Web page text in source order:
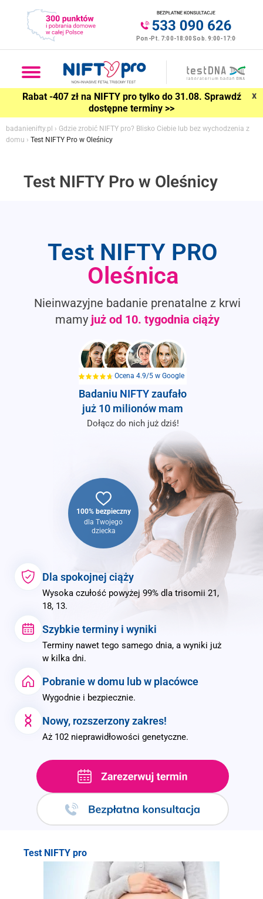
Rabat -407 zł na NIFTY pro tylko do 31.08. Sprawdź
dostępne terminy >>
x
badanienifty.pl › Gdzie zrobić NIFTY pro? Blisko Ciebie lub bez wychodzenia z
domu › Test NIFTY Pro w Oleśnicy
Test NIFTY Pro w Oleśnicy
Test NIFTY PRO
Oleśnica
Nieinwazyjne badanie prenatalne z krwi
mamy już od 10. tygodnia ciąży
100% bezpieczny
dla Twojego
dziecka
Dla spokojnej ciąży
Wysoka czułość powyżej 99% dla trisomii 21,
18, 13.
Szybkie terminy i wyniki
Terminy nawet tego samego dnia, a wyniki już
w kilka dni.
Pobranie w domu lub w placówce
Wygodnie i bezpiecznie.
Nowy, rozszerzony zakres!
Aż 102 nieprawidłowości genetyczne.
Ocena 4.9/5 w Google
Badaniu NIFTYzaufało
już 10 milionów mam
Dołącz do nich już dziś!
Test NIFTY pro